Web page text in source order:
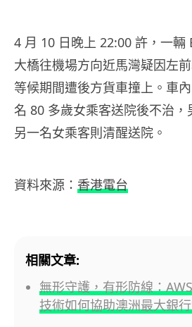
4 月 10 日晚上 22:00 許，一輛
大橋往機場方向近馬灣疑因左
等候期間遭後方貨車撞上。車
名 80 多歲女乘客送院後不治
另一名女乘客則清醒送院。
資料來源： 香港電台
相關文章:
無形守護，有形防線：
技術如何協助澳洲最大銀